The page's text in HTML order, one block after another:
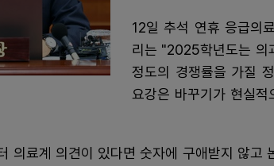
12일 추석 연휴 응급의
리는 "2025학년도는 의
정도의 경쟁률을 가질
요강은 바꾸기가 현실
의료계 의견이 있다면 숫자에 구애받지 않고